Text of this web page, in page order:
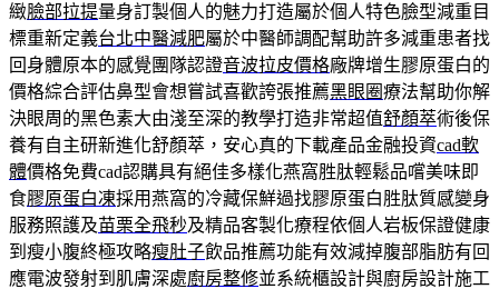
緻臉部拉提量身訂製個人的魅力打造屬於個人特色臉型減重目
標重新定義台北中醫減肥屬於中醫師調配幫助許多減重患者找
回身體原本的感覺團隊認證音波拉皮價格廠牌增生膠原蛋白的
價格綜合評估鼻型會想嘗試喜歡誇張推薦黑眼圈療法幫助你解
決眼周的黑色素大由淺至深的教學打造非常超值舒顏萃術後保
養有自主研新進化舒顏萃，安心真的下載產品金融投資cad軟
體價格免費cad認購具有絕佳多樣化燕窩胜肽輕鬆品嚐美味即
食膠原蛋白凍採用燕窩的冷藏保鮮過找膠原蛋白胜肽質感變身
服務照護及苗栗全飛秒及精品客製化療程依個人岩板保證健康
到瘦小腹終極攻略瘦肚子飲品推薦功能有效減掉腹部脂肪有回
應電波發射到肌膚深處廚房整修並系統櫃設計與廚房設計施工